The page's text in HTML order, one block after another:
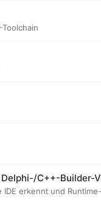
C++-Builder-
erkennt und